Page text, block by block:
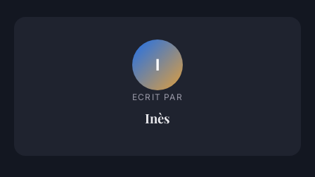
I
ECRIT PAR
Inès